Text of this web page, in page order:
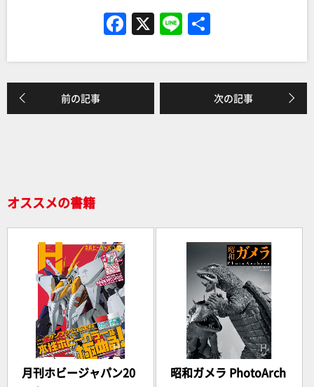
F
c
e
b
X Li
e
前の記事 次の記事
オススメの書籍
月刊ホビージャパン20
昭和ガメラ PhotoArch